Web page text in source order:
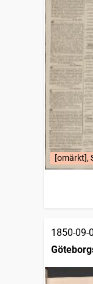
[omärkt],
1850-09-
(1832)